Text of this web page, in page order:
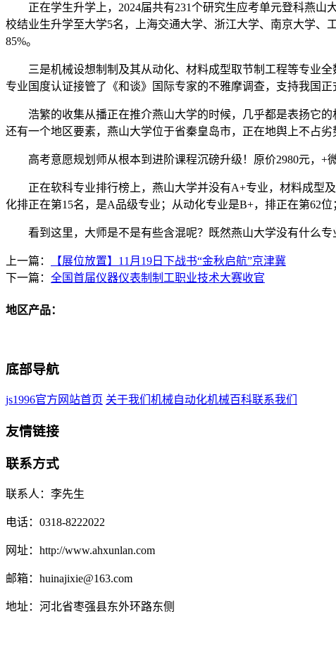
正在学生升学上，2024届共有231个研究生应考单元登科燕山
校结业生升学至大学5名，上海交通大学、浙江大学、南京大学
85%。
三是机械设想制制及其从动化、材料成型取节制工程等专业全
专业国度认证接管了《和谈》国际专家的不雅摩调查，支持我国正
浩繁的收集从播正在推介燕山大学的时候，几乎都是表扬它的
还有一个地区要素，燕山大学位于省秦皇岛市，正在地舆上不占
高考意愿规划师从根本到进阶课程沉磅升级！原价2980元，+
正在软科专业排行榜上，燕山大学并没有A+专业，材料成型及
化排正在第15名，是A品级专业；从动化专业是B+，排正在第62
看到这里，大师是不是有些含混呢？既然燕山大学没有什么专
上一篇：
【展位放置】11月19日下战书“金秋启航”京津冀
下一篇： 全国首届仪器仪表制制工职业技术大赛收官
地区产品：
底部导航
js1996官方网站首页 关于我们 机械自动化机械百科联系我们
友情链接
联系方式
联系人：李先生
电话：0318-8222022
网址：http://www.ahxunlan.com
邮箱：huinajixie@163.com
地址：河北省枣强县东外环路东侧